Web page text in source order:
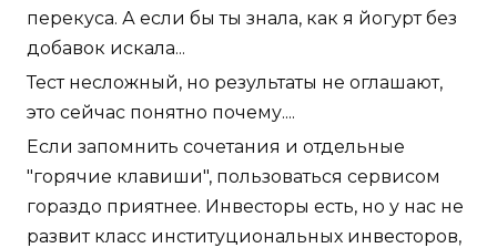
перекуса. А если бы ты знала, как я йогурт без
добавок искала...
Тест несложный, но результаты не оглашают,
это сейчас понятно почему....
Если запомнить сочетания и отдельные
"горячие клавиши", пользоваться сервисом
гораздо приятнее. Инвесторы есть, но у нас не
развит класс институциональных инвесторов,